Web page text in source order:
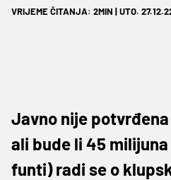
VRIJEME ČITANJA: 2MIN | UTO.
Javno nije
ali bude li 45
funti) radi se o